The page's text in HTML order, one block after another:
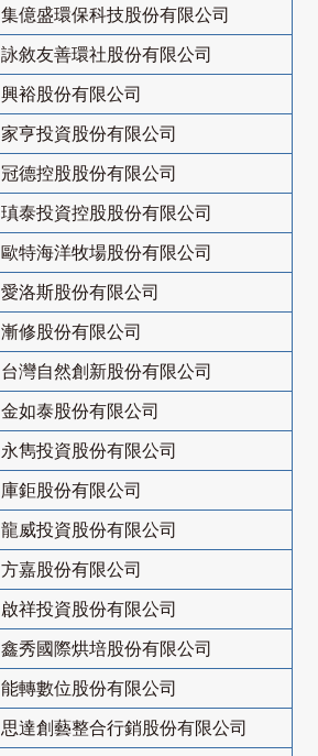
集億盛環保科技股份有限公司
詠敘友善環社股份有限公司
興裕股份有限公司
家亨投資股份有限公司
冠德控股股份有限公司
瑱泰投資控股股份有限公司
歐特海洋牧場股份有限公司
愛洛斯股份有限公司
漸修股份有限公司
台灣自然創新股份有限公司
金如泰股份有限公司
永雋投資股份有限公司
庫鉅股份有限公司
龍威投資股份有限公司
方嘉股份有限公司
啟祥投資股份有限公司
鑫秀國際烘培股份有限公司
能轉數位股份有限公司
思達創藝整合行銷股份有限公司